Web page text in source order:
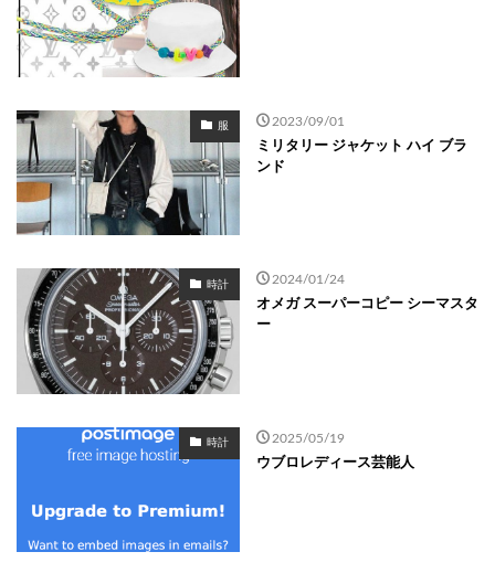
服 2023/09/01
ミリタリー ジャケット ハイ ブラ
ンド
時計 2024/01/24
オメガ スーパーコピー シーマスタ
ー
時計 2025/05/19
ウブロレディース芸能人